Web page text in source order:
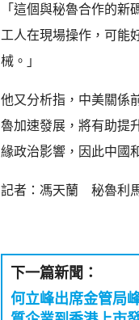
「這個與秘魯合作的
工人在現場操作，可能
械。」
他又分析指，中美關係
魯加速發展，將有助提
緣政治影響，因此中國
記者：馮天蘭 秘魯利
下一篇新聞：
何立峰出席金管局